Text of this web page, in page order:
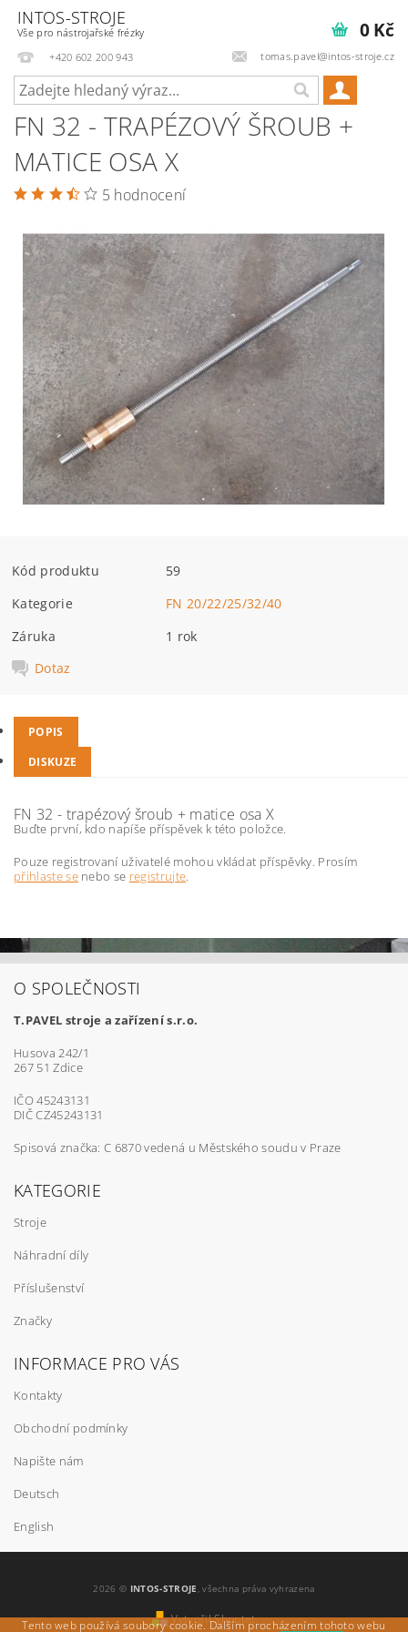
INTOS-STROJE
Vše pro nástrojařské frézky
+420 602 200 943
tomas.pavel@intos-stroje.cz
0 Kč
FN 32 - TRAPÉZOVÝ ŠROUB +
MATICE OSA X
5 hodnocení
Kód produktu
59
Kategorie
FN 20/22/25/32/40
Záruka
1 rok
Dotaz
POPIS
DISKUZE
FN 32 - trapézový šroub + matice osa X
Buďte první, kdo napíše příspěvek k této položce.
Pouze registrovaní uživatelé mohou vkládat příspěvky. Prosím
přihlaste senebo se registrujte
O SPOLEČNOSTI
T.PAVEL stroje a zařízení s.r.o.
Husova 242/1
267 51 Zdice
IČO 45243131
DIČ CZ45243131
Spisová značka: C 6870 vedená u Městského soudu v Praze
KATEGORIE
Stroje
Náhradní díly
Příslušenství
Značky
INFORMACE PRO VÁS
Kontakty
Obchodní podmínky
Napište nám
Deutsch
English
2026 © INTOS-STROJE , všechna práva vyhrazena
Vytvořil Shoptet
Tento web používá soubory cookie. Dalším procházením tohoto webu